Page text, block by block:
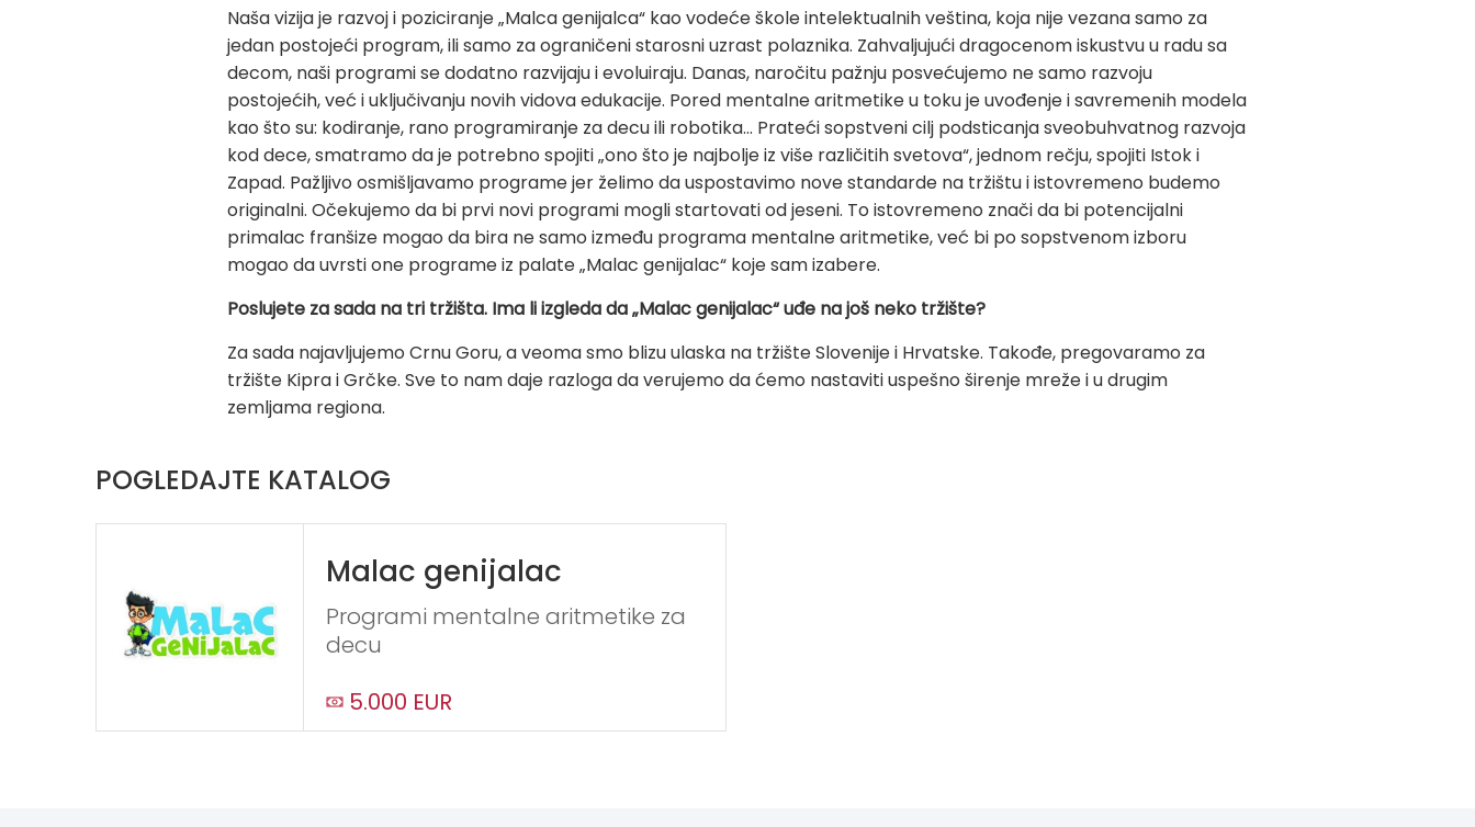
Naša vizija je razvoj i poziciranje „Malca genijalca“ kao vodeće škole intelektualnih veština, koja nije vezana samo za
jedan postojeći program, ili samo za ograničeni starosni uzrast polaznika. Zahvaljujući dragocenom iskustvu u radu sa
decom, naši programi se dodatno razvijaju i evoluiraju. Danas, naročitu pažnju posvećujemo ne samo razvoju
postojećih, već i uključivanju novih vidova edukacije. Pored mentalne aritmetike u toku je uvođenje i savremenih modela
kao što su: kodiranje, rano programiranje za decu ili robotika... Prateći sopstveni cilj podsticanja sveobuhvatnog razvoja
kod dece, smatramo da je potrebno spojiti „ono što je najbolje iz više različitih svetova“, jednom rečju, spojiti Istok i
Zapad. Pažljivo osmišljavamo programe jer želimo da uspostavimo nove standarde na tržištu i istovremeno budemo
originalni. Očekujemo da bi prvi novi programi mogli startovati od jeseni. To istovremeno znači da bi potencijalni
primalac franšize mogao da bira ne samo između programa mentalne aritmetike, već bi po sopstvenom izboru
mogao da uvrsti one programe iz palate „Malac genijalac“ koje sam izabere.
Poslujete za sada na tri tržišta. Ima li izgleda da „Malac genijalac“ uđe na još neko tržište?
Za sada najavljujemo Crnu Goru, a veoma smo blizu ulaska na tržište Slovenije i Hrvatske. Takođe, pregovaramo za
tržište Kipra i Grčke. Sve to nam daje razloga da verujemo da ćemo nastaviti uspešno širenje mreže i u drugim
zemljama regiona.
POGLEDAJTE KATALOG
Malac genijalac
Programi mentalne aritmetike za
decu
5.000 EUR